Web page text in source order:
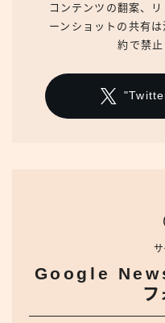
コンテンツの翻案、
ーンショットの共有
約で禁止
Google
フ